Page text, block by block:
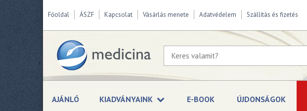
Főoldal ÁSZF Kapcsolat Vásárlás menete Adatvédelem Szállítás és fizetés
AJÁNLÓ KIADVÁNYAINK E-BOOK ÚJDONSÁGOK